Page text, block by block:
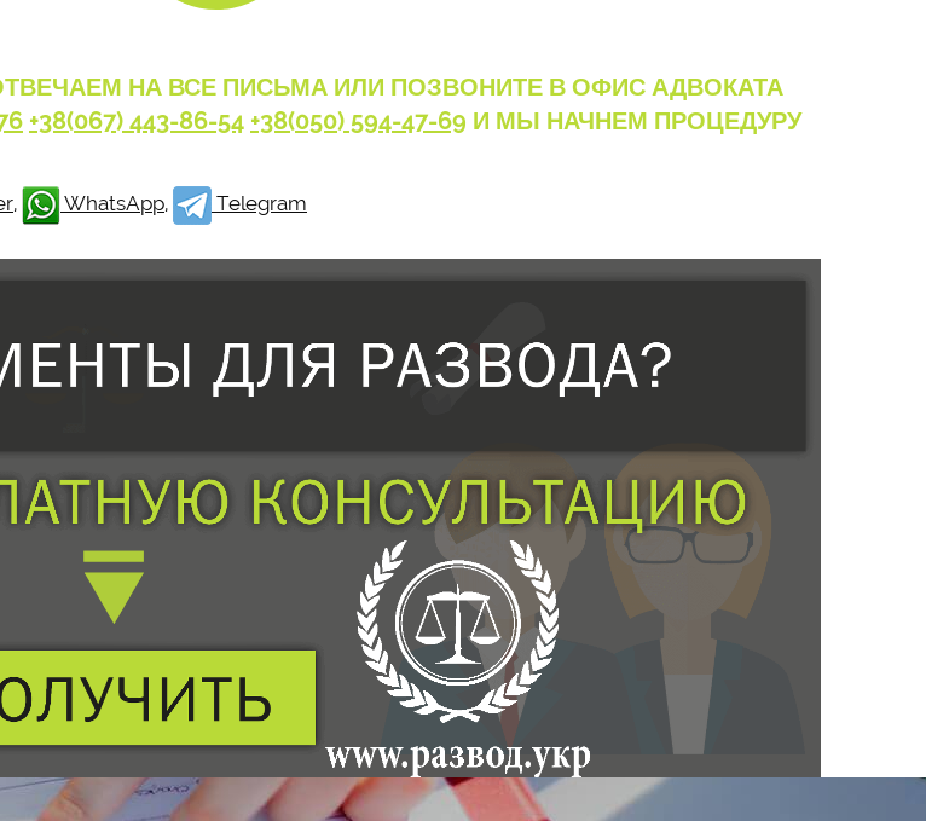
НА ВСЕ ПИСЬМА ИЛИ ПОЗВОНИТЕ В ОФИС АДВОКАТА
+38(067) 443-86-54 +38(050) 594-47-69 И МЫ НАЧНЕМ ПРОЦЕДУРУ
, WhatsApp, Telegram